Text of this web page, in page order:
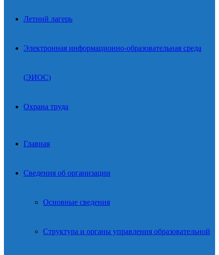
Летний лагерь
Электронная информационно-образовательная среда
(ЭИОС)
Охрана труда
Главная
Сведения об организации
Основные сведения
Структура и органы управления образовательной